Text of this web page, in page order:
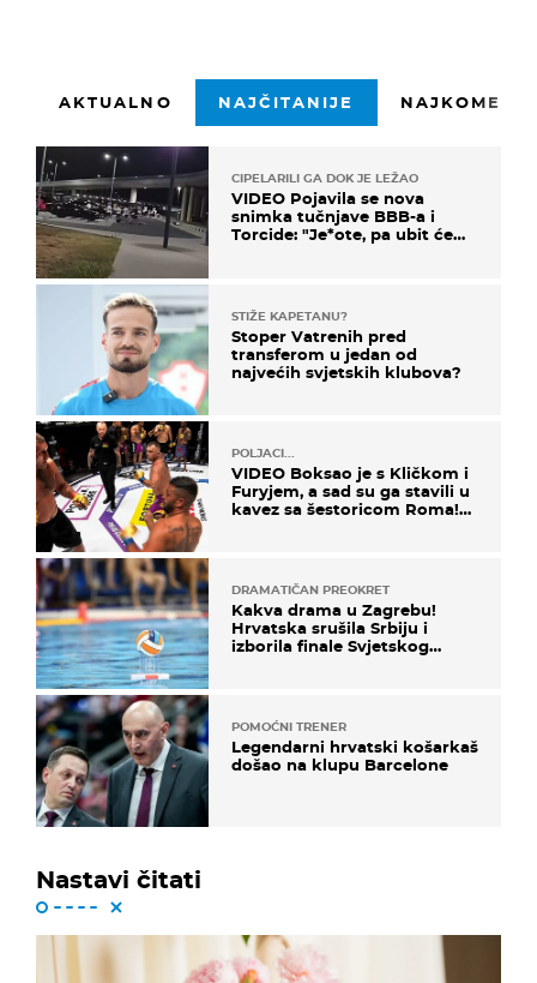
AKTUALNO NAJČITANIJE
CIPELARILI GA DOK JE LEŽAO
VIDEO Pojavila se nova
snimka tučnjave BBB-a i
Torcide: "Je*ote, pa ubit će
STIŽE KAPETANU?
Stoper Vatrenih pred
transferom u jedan od
najvećih svjetskih klubova?
POLJACI...
VIDEO Boksao je s Kličkom i
Furyjem, a sad su ga stavili u
kavez sa šestoricom Roma!
DRAMATIČAN PREOKRET
Kakva drama u Zagrebu!
Hrvatska srušila Srbiju i
izborila finale Svjetskog
POMOĆNI TRENER
Legendarni hrvatski košarkaš
došao na klupu Barcelone
Nastavi čitati